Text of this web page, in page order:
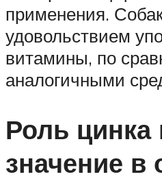
применения.
удовольствием
витамины, по
аналогичными
Роль цинка
значение в